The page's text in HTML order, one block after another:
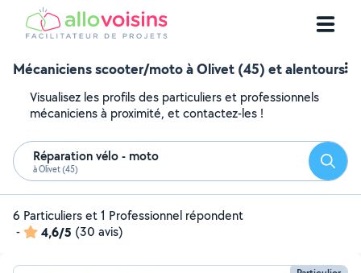
Mécaniciens scooter/moto à Olivet (45) et alentours
Visualisez les profils des particuliers et professionnels
mécaniciens à proximité, et contactez-les !
Réparation vélo - moto
à Olivet (45)
6 Particuliers et 1 Professionnel répondent
-
4,6/5 (30 avis)